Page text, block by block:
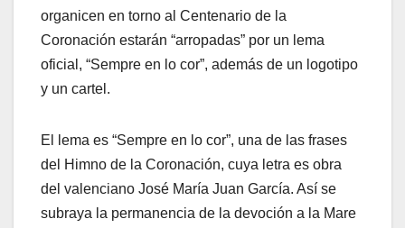
organicen en torno al Centenario de la
Coronación estarán “arropadas” por un lema
oficial, “Sempre en lo cor”, además de un logotipo
y un cartel.
El lema es “Sempre en lo cor”, una de las frases
del Himno de la Coronación, cuya letra es obra
del valenciano José María Juan García. Así se
subraya la permanencia de la devoción a la Mare